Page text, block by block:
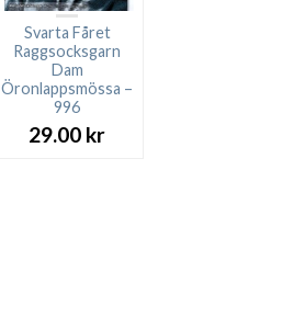
Svarta Fåret
Raggsocksgarn
Dam
Öronlappsmössa –
996
29.00 kr